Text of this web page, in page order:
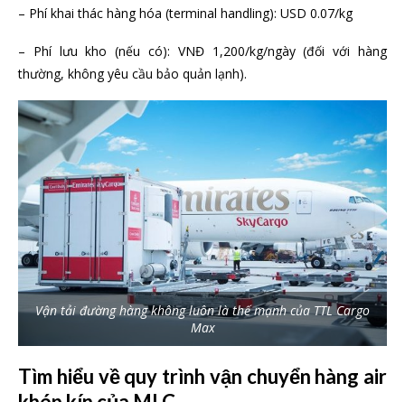
– Phí khai thác hàng hóa (terminal handling): USD 0.07/kg
– Phí lưu kho (nếu có): VNĐ 1,200/kg/ngày (đối với hàng
thường, không yêu cầu bảo quản lạnh).
Vận tải đường hàng không luôn là thế mạnh của TTL Cargo
Max
Tìm hiểu về quy trình vận chuyển hàng air